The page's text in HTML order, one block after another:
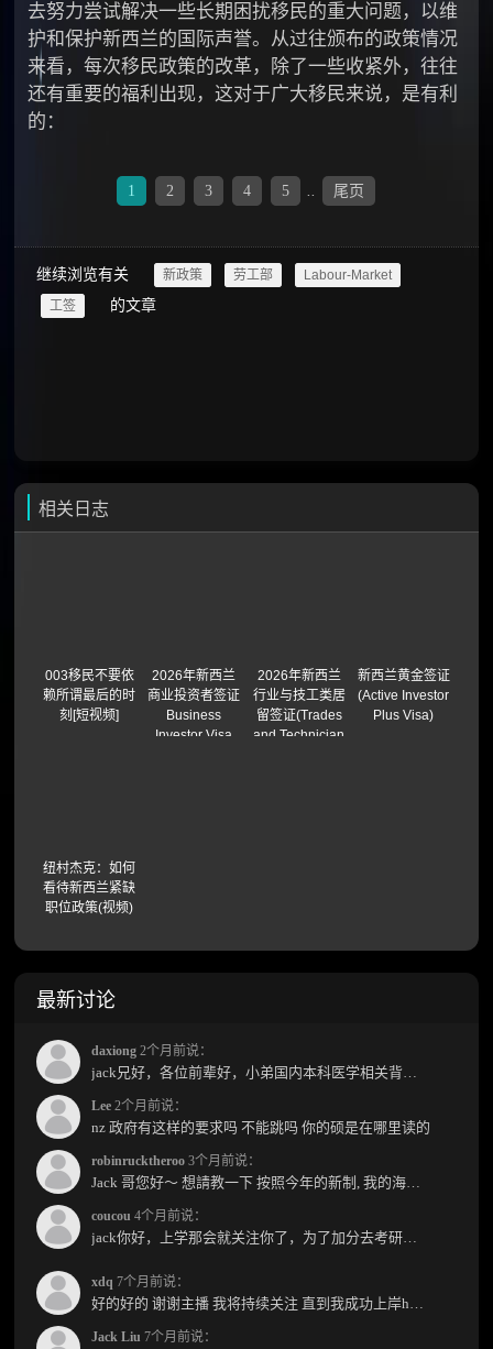
去努力尝试解决一些长期困扰移民的重大问题，以维
护和保护新西兰的国际声誉。从过往颁布的政策情况
来看，每次移民政策的改革，除了一些收紧外，往往
还有重要的福利出现，这对于广大移民来说，是有利
的：
1 2 3 4 5 .. 尾页
继续浏览有关 新政策 劳工部
Labour-Market
工签
的文章
相关日志
003移民不要依
赖所谓最后的时
刻[短视频]
2026年新西兰
商业投资者签证
Business
Investor Visa
2026年新西兰
行业与技工类居
留签证(Trades
and Technician
新西兰黄金签证
(Active Investor
Plus Visa)
纽村杰克：如何
看待新西兰紧缺
职位政策(视频)
最新讨论
daxiong 2个月前说：
jack兄好，各位前辈好，小弟国内本科医学相关背景，预算有限，是直接去新西兰读2年护理硕士...
Lee 2个月前说：
nz 政府有这样的要求吗 不能跳吗 你的硕是在哪里读的
robinrucktheroo 3个月前说：
Jack 哥您好～ 想請教一下 按照今年的新制, 我的海外本科學歷需要經過NZQA認證嗎？ 現在網上說...
coucou 4个月前说：
jack你好，上学那会就关注你了，为了加分去考研现在有个尴尬的地方了：我专科直接考研没有本...
xdq 7个月前说：
好的好的 谢谢主播 我将持续关注 直到我成功上岸hhhh
Jack Liu 7个月前说：